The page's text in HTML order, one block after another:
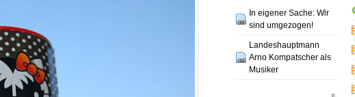
In eigener Sache: Wir
sind umgezogen!
Landeshauptmann
Arno Kompatscher als
Musiker